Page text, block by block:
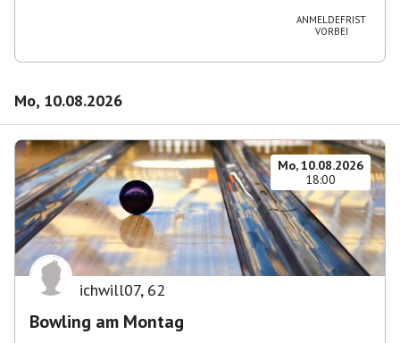
ANMELDEFRIST
VORBEI
Mo, 10.08.2026
Mo, 10.08.2026
18:00
ichwill07, 62
Bowling am Montag